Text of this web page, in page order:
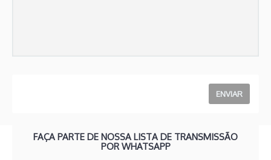
FAÇA PARTE DE NOSSA LISTA DE TRANSMISSÃO
POR WHATSAPP